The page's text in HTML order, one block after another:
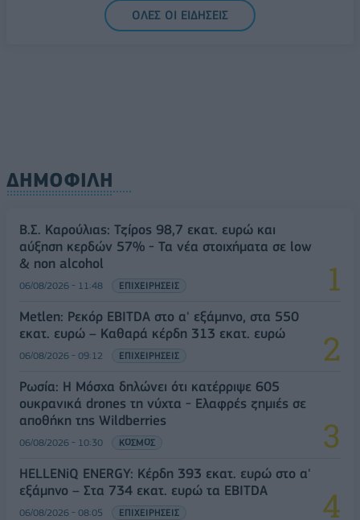
ΟΛΕΣ ΟΙ ΕΙΔΗΣΕΙΣ
ΔΗΜΟΦΙΛΗ
Β.Σ. Καρούλιας: Τζίρος 98,7 εκατ. ευρώ και
αύξηση κερδών 57% - Τα νέα στοιχήματα σε low
& non alcohol
06/08/2026 - 11:48 ΕΠΙΧΕΙΡΗΣΕΙΣ
Metlen: Ρεκόρ EBITDA στο α' εξάμηνο, στα 550
εκατ. ευρώ – Καθαρά κέρδη 313 εκατ. ευρώ
06/08/2026 - 09:12 ΕΠΙΧΕΙΡΗΣΕΙΣ
Ρωσία: Η Μόσχα δηλώνει ότι κατέρριψε 605
ουκρανικά drones τη νύχτα - Ελαφρές ζημιές σε
αποθήκη της Wildberries
06/08/2026 - 10:30 ΚΟΣΜΟΣ
HELLENiQ ENERGY: Κέρδη 393 εκατ. ευρώ στο α'
εξάμηνο – Στα 734 εκατ. ευρώ τα EBITDA
06/08/2026 - 08:05 ΕΠΙΧΕΙΡΗΣΕΙΣ